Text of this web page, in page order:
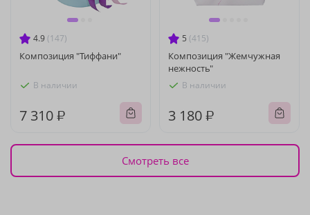
4.9 (147)
Композиция "Тиффани"
В наличии
7 310 ₽
5 (415)
Композиция "Жемчужная
нежность"
В наличии
3 180 ₽
Смотреть все